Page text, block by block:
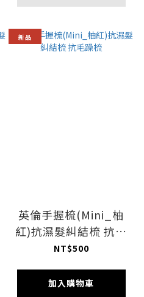
新品
英倫手握梳(Mini_柚
紅)抗濕髮糾結梳 抗毛
躁梳
NT$500
加入購物車